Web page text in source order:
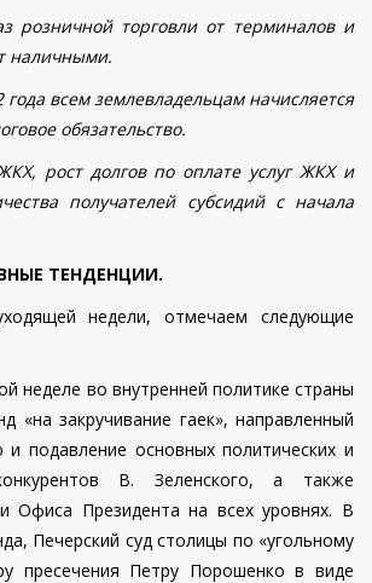
розничной торговли от терминалов и
наличными.
всем землевладельцам начисляется
обязательство.
рост долгов по оплате услуг ЖКХ и
получателей субсидий с начала
ТЕНДЕНЦИИ.
недели, отмечаем следующие
неделе во внутренней политике страны
«на закручивание гаек», направленный
и подавление основных политических и
В. Зеленского, а также
Офиса Президента на всех уровнях. В
Печерский суд столицы по «угольному
пресечения Петру Порошенко в виде